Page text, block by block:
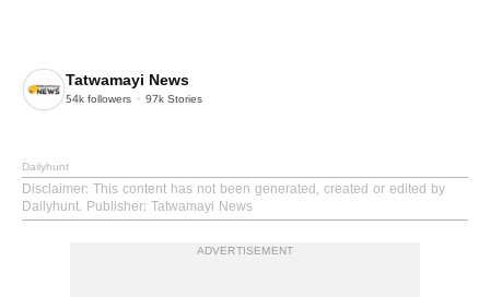
Tatwamayi News
54k followers 97k Stories
Dailyhunt
Disclaimer: This content has not been generated, created or edited by
Dailyhunt. Publisher: Tatwamayi News
ADVERTISEMENT